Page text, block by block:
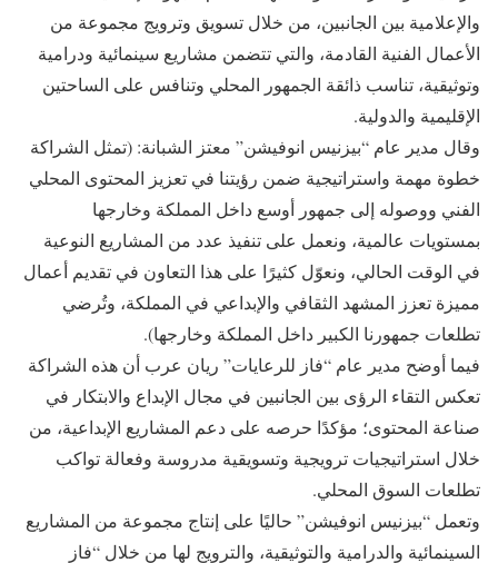
والإعلامية بين الجانبين، من خلال تسويق وترويج مجموعة من
الأعمال الفنية القادمة، والتي تتضمن مشاريع سينمائية ودرامية
وتوثيقية، تناسب ذائقة الجمهور المحلي وتنافس على الساحتين
الإقليمية والدولية.
وقال مدير عام “بيزنيس انوفيشن” معتز الشبانة: (تمثل الشراكة
خطوة مهمة واستراتيجية ضمن رؤيتنا في تعزيز المحتوى المحلي
الفني ووصوله إلى جمهور أوسع داخل المملكة وخارجها
بمستويات عالمية، ونعمل على تنفيذ عدد من المشاريع النوعية
في الوقت الحالي، ونعوّل كثيرًا على هذا التعاون في تقديم أعمال
مميزة تعزز المشهد الثقافي والإبداعي في المملكة، وتُرضي
تطلعات جمهورنا الكبير داخل المملكة وخارجها).
فيما أوضح مدير عام “فاز للرعايات” ريان عرب أن هذه الشراكة
تعكس التقاء الرؤى بين الجانبين في مجال الإبداع والابتكار في
صناعة المحتوى؛ مؤكدًا حرصه على دعم المشاريع الإبداعية، من
خلال استراتيجيات ترويجية وتسويقية مدروسة وفعالة تواكب
تطلعات السوق المحلي.
وتعمل “بيزنيس انوفيشن” حاليًا على إنتاج مجموعة من المشاريع
السينمائية والدرامية والتوثيقية، والترويج لها من خلال “فاز